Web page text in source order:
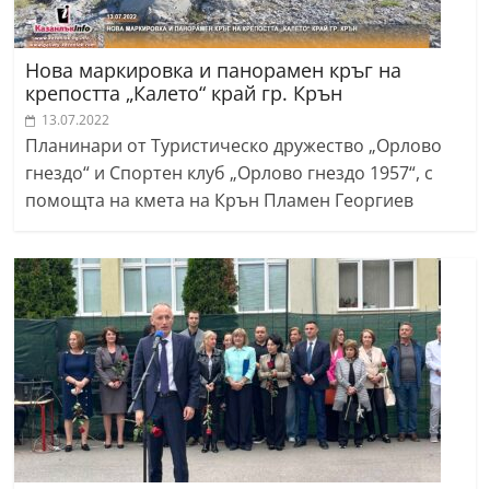
a
k
.
c
o
m
Нова маркировка и панорамен кръг на
крепостта „Калето“ край гр. Крън
13.07.2022
Планинари от Туристическо дружество „Орлово
гнездо“ и Спортен клуб „Орлово гнездо 1957“, с
помощта на кмета на Крън Пламен Георгиев